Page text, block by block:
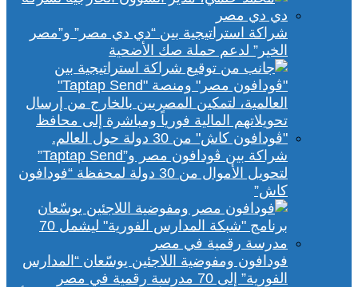
شراكة استراتيجية بين “دي دي مصر” و”مصر
الخير” لدعم حملة صك الأضحية
شراكة بين ڤودافون مصر و”Taptap Send”
لتحويل الأموال من 30 دولة لمحفظة “فودافون
كاش”
فودافون ومفوضية اللاجئين يوسّعان “المدارس
الفورية” إلى 70 مدرسة رقمية في مصر